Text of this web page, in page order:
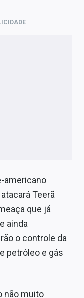
americano
Teerã
que já
ainda
o controle da
petróleo e gás
não muito